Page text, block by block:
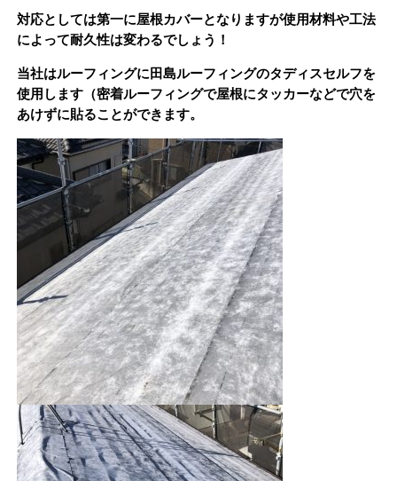
対応としては第一に屋根カバーとなりますが使用材料や工法
によって耐久性は変わるでしょう！
当社はルーフィングに田島ルーフィングのタディスセルフを
使用します（密着ルーフィングで屋根にタッカーなどで穴を
あけずに貼ることができます。